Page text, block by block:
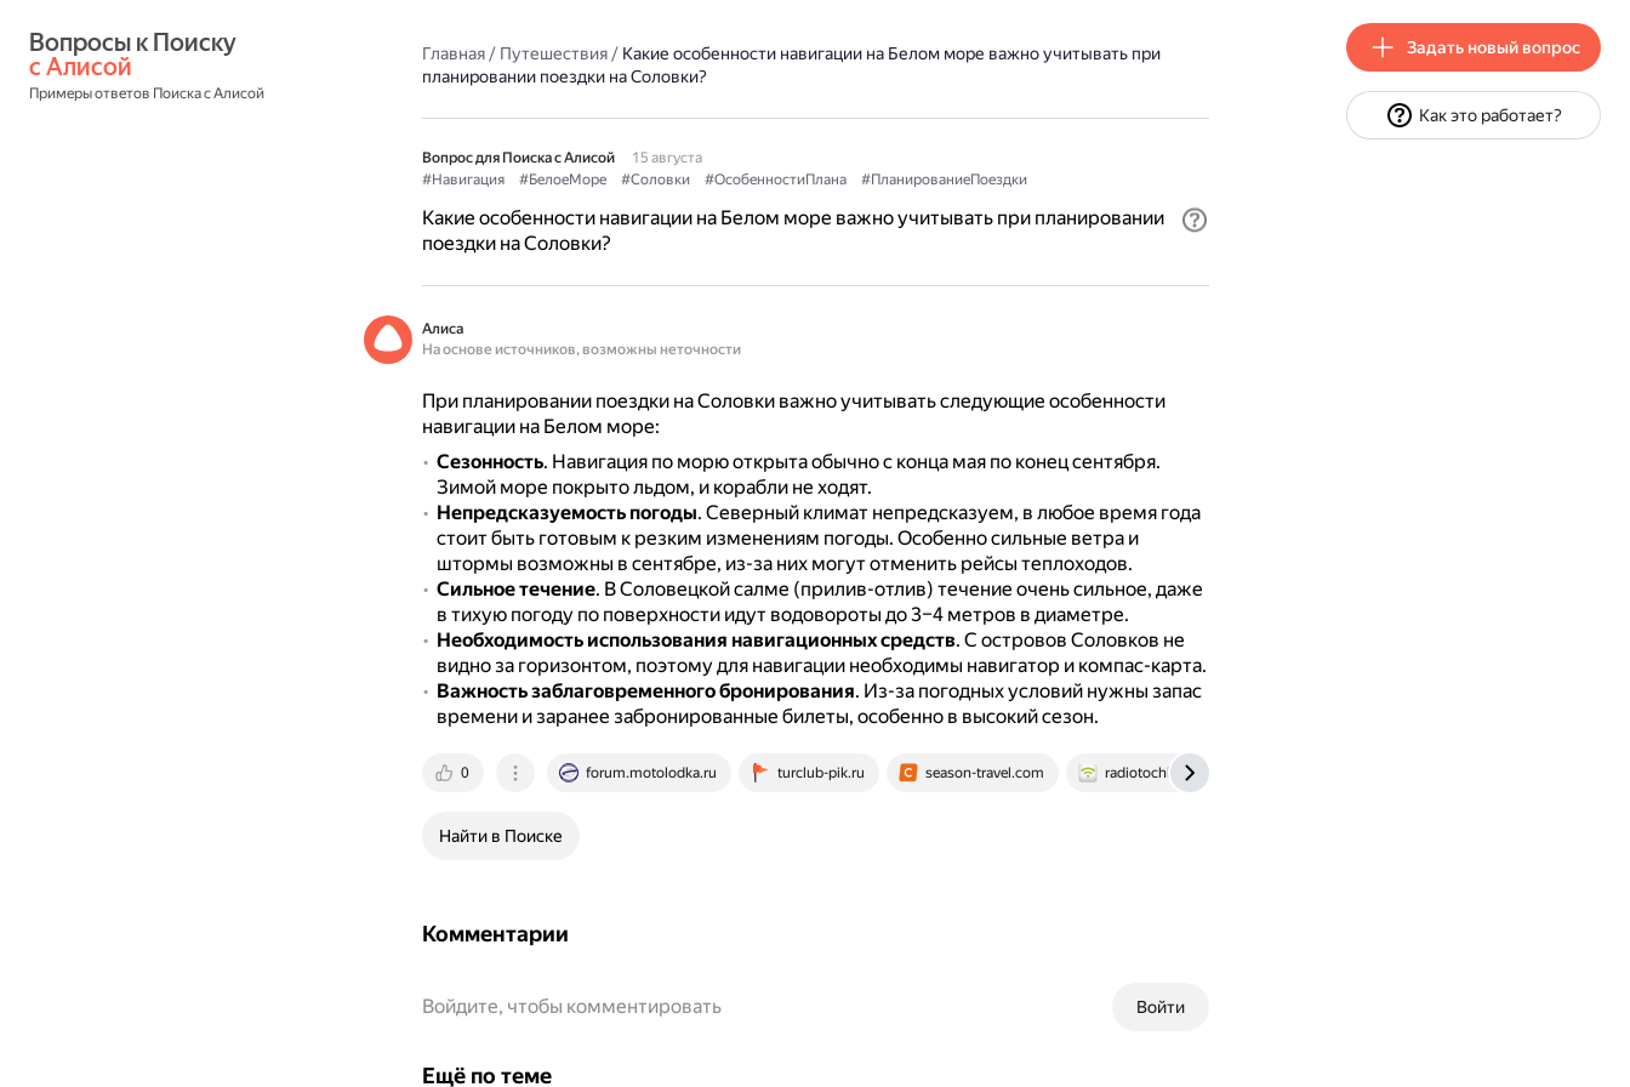
с Алисой
Примеры ответов Поиска с Алисой
Главная/ Путешествия/ Какие особенности навигации на Белом море важно учитывать при
планировании поездки на Соловки?
Вопрос для Поиска с Алисой
15 августа
#Навигация
#БелоеМоре #Соловки #ОсобенностиПлана #ПланированиеПоездки
Какие особенности навигации на Белом море важно учитывать при планировании
поездки на Соловки?
Алиса
На основе источников, возможны неточности
При планировании поездки на Соловки важно учитывать следующие особенности
навигации на Белом море:
Сезонность. Навигация по морю открыта обычно с конца мая по конец сентября.
Зимой море покрыто льдом, и корабли не ходят.
Непредсказуемость погоды. Северный климат непредсказуем, в любое время года
стоит быть готовым к резким изменениям погоды. Особенно сильные ветра и
штормы возможны в сентябре, из-за них могут отменить рейсы теплоходов.
Сильное течение. В Соловецкой салме (прилив-отлив) течение очень сильное, даже
в тихую погоду по поверхности идут водовороты до 3–4 метров в диаметре.
Необходимость использования навигационных средств. С островов Соловков не
видно за горизонтом, поэтому для навигации необходимы навигатор и компас-карта.
Важность заблаговременного бронирования. Из-за погодных условий нужны запас
времени и заранее забронированные билеты, особенно в высокий сезон.
0 forum.motolodka.ru turclub-pik.ru season-travel.com radiotochki.net
Найти в Поиске
Комментарии
Войти
Войдите, чтобы комментировать
Ещё по теме
Задать новый вопрос
Как это работает?